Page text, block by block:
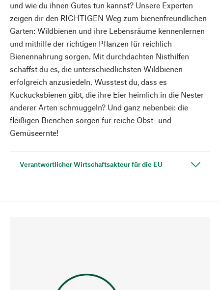
und wie du ihnen Gutes tun kannst? Unsere Experten
zeigen dir den RICHTIGEN Weg zum bienenfreundlichen
Garten: Wildbienen und ihre Lebensräume kennenlernen
und mithilfe der richtigen Pflanzen für reichlich
Bienennahrung sorgen. Mit durchdachten Nisthilfen
schaffst du es, die unterschiedlichsten Wildbienen
erfolgreich anzusiedeln. Wusstest du, dass es
Kuckucksbienen gibt, die ihre Eier heimlich in die Nester
anderer Arten schmuggeln? Und ganz nebenbei: die
fleißigen Bienchen sorgen für reiche Obst- und
Gemüseernte!
Verantwortlicher Wirtschaftsakteur für die EU